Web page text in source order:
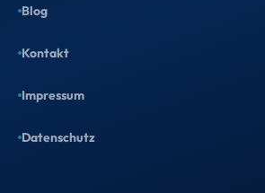
Blog
Kontakt
Impressum
Datenschutz